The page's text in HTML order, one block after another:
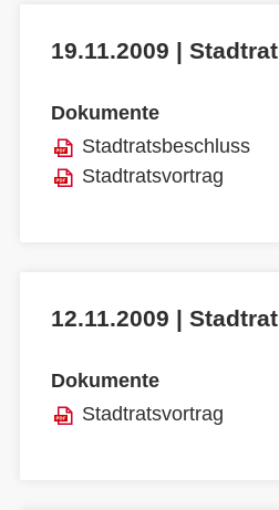
19.11.2009 | Stadtrat
Dokumente
Stadtratsbeschluss
Stadtratsvortrag
12.11.2009 | Stadtrat
Dokumente
Stadtratsvortrag